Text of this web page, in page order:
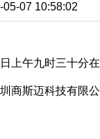
07 10:58:02
上午九时三十分
商斯迈科技有限